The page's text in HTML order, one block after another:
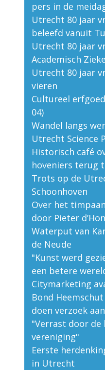
pers in de
Utrecht 80 jaar
beleefd vanuit
Utrecht 80 jaar
Academisch
Utrecht 80 jaar
vieren
Cultureel
04)
Wandel langs
Utrecht Science
Historisch café
hoveniers terug
Trots op de
Schoonhoven
Over het
door Pieter
Waterput van
de Neude
"Kunst werd
een betere
Citymarketing
Bond
doen verzoek
"Verrast door de
vereniging"
Eerste
in Utrecht